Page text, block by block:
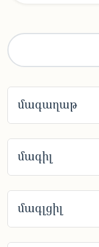
մագաղաթ
մագիլ
մագլցիլ